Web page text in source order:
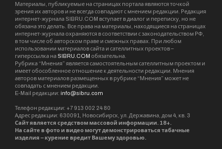
Материалы, публикуемые на страницах портала являются точкой
зрения их авторов и не всегда совпадают с мнением редакции. Редакция
интернет-журнала SIBRU.COM вступает в диалог и переписку, но не
обязана это делать. Все права на материалы, находящиеся на страницах
интернет-журнала охраняются в соответствии с законодательством РФ,
в том числе об авторском праве и смежных правах. При любом
использовании материалов сайта и сателлитных проектов –
гиперссылка на SIBRU.COM обязательна.
Рубрика “Мнения” является самостоятельным сателлитным проектом и
имеет обособленное отношение к деятельности редакции. Мнения
авторов материалов размещенных в рубрике “Мнения” может не
совпадать с мнением редакции.
E-Mail редакции: info@sibru.com
Телефон редакции: +7 913 002 24 80
Адрес редакции: 630091, Новосибирск, ул. Державина, дом 4, кв. 3
Сайт является средством массовой информации. 18+.
На сайте в фото и видео могут демонстрироваться табачные
изделия – курение вредит Вашему здоровью.